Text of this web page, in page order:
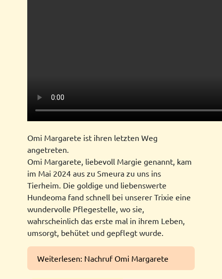
Omi Margarete ist ihren letzten Weg
angetreten.
Omi Margarete, liebevoll Margie genannt, kam
im Mai 2024 aus zu Smeura zu uns ins
Tierheim. Die goldige und liebenswerte
Hundeoma fand schnell bei unserer Trixie eine
wundervolle Pflegestelle, wo sie,
wahrscheinlich das erste mal in ihrem Leben,
umsorgt, behütet und gepflegt wurde.
Weiterlesen: Nachruf Omi Margarete